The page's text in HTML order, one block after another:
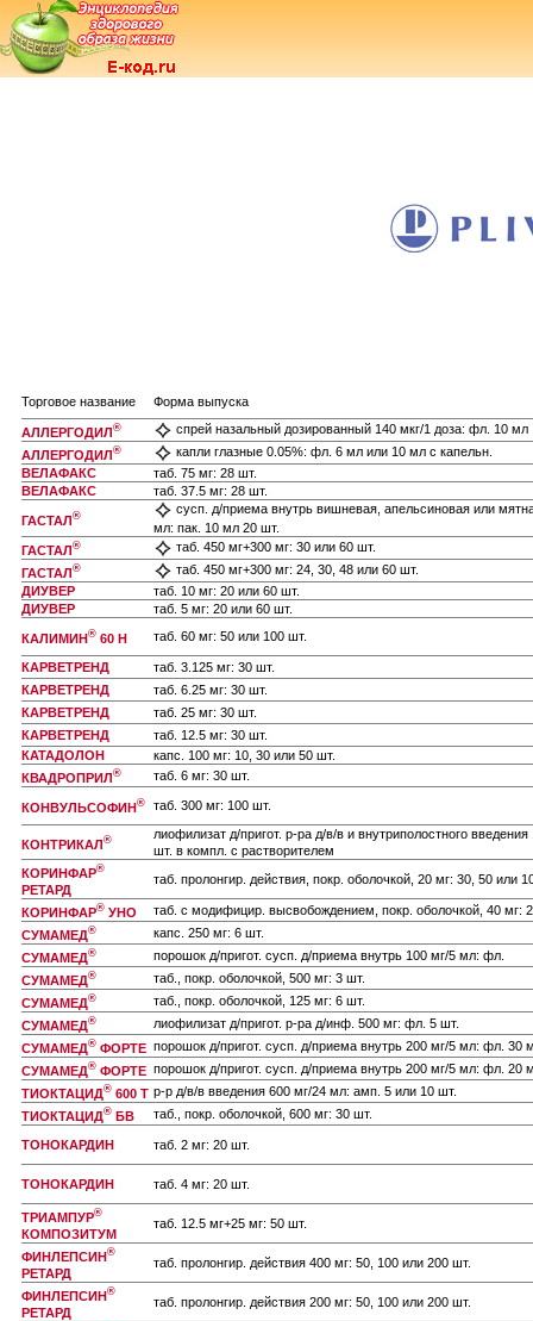
Торговое название Форма выпуска
АЛЛЕРГОДИЛ®
спрей назальный дозированный 140 мкг/1 доза: фл. 10 мл
АЛЛЕРГОДИЛ®
капли глазные 0.05%: фл. 6 мл или 10 мл с капельн.
ВЕЛАФАКС
таб. 75 мг: 28 шт.
ВЕЛАФАКС
таб. 37.5 мг: 28 шт.
ГАСТАЛ®
сусп. д/приема внутрь вишневая, апельсиновая или
мл: пак. 10 мл 20 шт.
ГАСТАЛ®
таб. 450 мг+300 мг: 30 или 60 шт.
ГАСТАЛ®
таб. 450 мг+300 мг: 24, 30, 48 или 60 шт.
ДИУВЕР
таб. 10 мг: 20 или 60 шт.
ДИУВЕР
таб. 5 мг: 20 или 60 шт.
КАЛИМИН® 60 Н таб. 60 мг: 50 или 100 шт.
КАРВЕТРЕНД
таб. 3.125 мг: 30 шт.
КАРВЕТРЕНД
таб. 6.25 мг: 30 шт.
КАРВЕТРЕНД
таб. 25 мг: 30 шт.
КАРВЕТРЕНД
таб. 12.5 мг: 30 шт.
КАТАДОЛОН
капс. 100 мг: 10, 30 или 50 шт.
КВАДРОПРИЛ® таб. 6 мг: 30 шт.
КОНВУЛЬСОФИН® таб. 300 мг: 100 шт.
КОНТРИКАЛ®
лиофилизат д/пригот. р-ра д/в/в и внутриполостного
шт. в компл. с растворителем
КОРИНФАР®
РЕТАРД
таб. пролонгир. действия, покр. оболочкой, 20 мг: 30, 50 или
КОРИНФАР® УНО
таб. с модифицир. высвобождением, покр. оболочкой, 40 мг:
СУМАМЕД®
капс. 250 мг: 6 шт.
СУМАМЕД®
порошок д/пригот. сусп. д/приема внутрь 100 мг/5 мл: фл.
СУМАМЕД®
таб., покр. оболочкой, 500 мг: 3 шт.
СУМАМЕД®
таб., покр. оболочкой, 125 мг: 6 шт.
СУМАМЕД®
лиофилизат д/пригот. р-ра д/инф. 500 мг: фл. 5 шт.
СУМАМЕД® ФОРТЕ порошок д/пригот. сусп. д/приема внутрь 200 мг/5 мл: фл. 30
СУМАМЕД® ФОРТЕ порошок д/пригот. сусп. д/приема внутрь 200 мг/5 мл: фл. 20
ТИОКТАЦИД® 600 Т р-р д/в/в введения 600 мг/24 мл: амп. 5 или 10 шт.
ТИОКТАЦИД® БВ таб., покр. оболочкой, 600 мг: 30 шт.
ТОНОКАРДИН таб. 2 мг: 20 шт.
ТОНОКАРДИН таб. 4 мг: 20 шт.
ТРИАМПУР®
КОМПОЗИТУМ
таб. 12.5 мг+25 мг: 50 шт.
ФИНЛЕПСИН®
РЕТАРД
таб. пролонгир. действия 400 мг: 50, 100 или 200 шт.
ФИНЛЕПСИН®
РЕТАРД
таб. пролонгир. действия 200 мг: 50, 100 или 200 шт.